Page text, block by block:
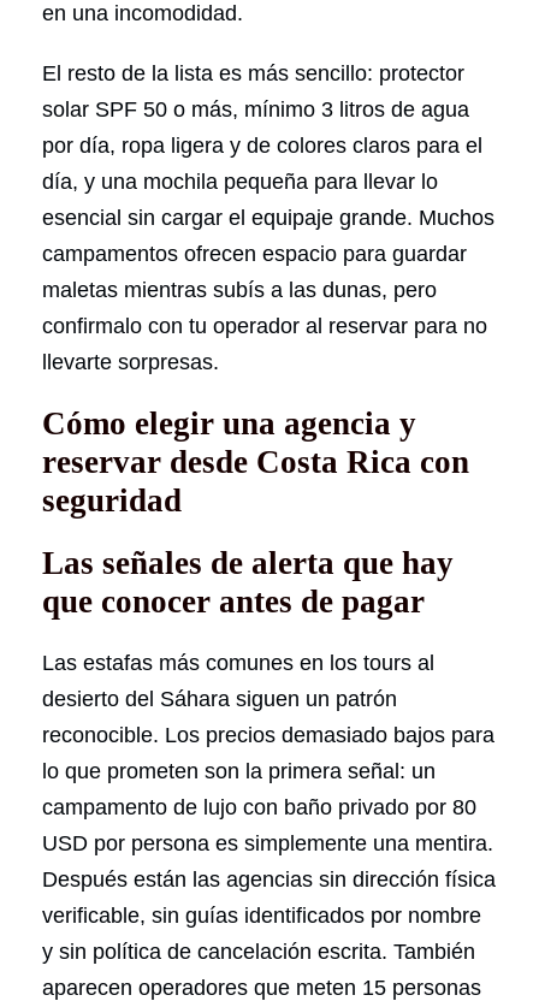
en una incomodidad.
El resto de la lista es más sencillo: protector
solar SPF 50 o más, mínimo 3 litros de agua
por día, ropa ligera y de colores claros para el
día, y una mochila pequeña para llevar lo
esencial sin cargar el equipaje grande. Muchos
campamentos ofrecen espacio para guardar
maletas mientras subís a las dunas, pero
confirmalo con tu operador al reservar para no
llevarte sorpresas.
Cómo elegir una agencia y
reservar desde Costa Rica con
seguridad
Las señales de alerta que hay
que conocer antes de pagar
Las estafas más comunes en los tours al
desierto del Sáhara siguen un patrón
reconocible. Los precios demasiado bajos para
lo que prometen son la primera señal: un
campamento de lujo con baño privado por 80
USD por persona es simplemente una mentira.
Después están las agencias sin dirección física
verificable, sin guías identificados por nombre
y sin política de cancelación escrita. También
aparecen operadores que meten 15 personas